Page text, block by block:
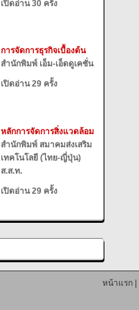
เปิดอ่าน 30 ครั้ง
การจัดการธุรกิจเบื้องต้น
สำนักพิมพ์ เอ็ม-เอ็ดดูเคชั่น
เปิดอ่าน 29 ครั้ง
หลักการจัดการสิ่งแวดล้อม
สำนักพิมพ์ สมาคมส่งเสริม
เทคโนโลยี (ไทย-ญี่ปุ่น)
ส.ส.ท.
เปิดอ่าน 29 ครั้ง
หน้าแรก|